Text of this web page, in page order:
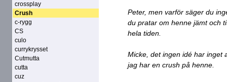
crossplay
Crush
c-rygg
CS
culo
currykrysset
Cutmutta
cutta
cuz
Peter, men varför säger du
du pratar om henne jämt och
hela tiden.
Micke, det ingen idé har inget
jag har en crush på henne.